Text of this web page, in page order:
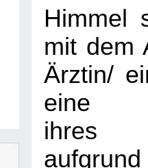
Himmel
mit dem
Ärztin/
eine
ihres